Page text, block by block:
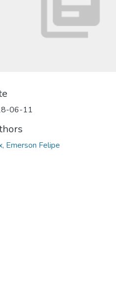
06-11
Emerson Felipe